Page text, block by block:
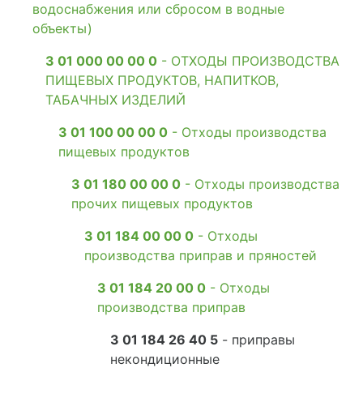
водоснабжения или сбросом в водные
объекты)
3 01 000 00 00 0 - ОТХОДЫ ПРОИЗВОДСТВА
ПИЩЕВЫХ ПРОДУКТОВ, НАПИТКОВ,
ТАБАЧНЫХ ИЗДЕЛИЙ
3 01 100 00 00 0 - Отходы производства
пищевых продуктов
3 01 180 00 00 0 - Отходы производства
прочих пищевых продуктов
3 01 184 00 00 0 - Отходы
производства приправ и пряностей
3 01 184 20 00 0 - Отходы
производства приправ
3 01 184 26 40 5 - приправы
некондиционные